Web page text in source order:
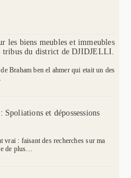
les biens meubles et immeubles
tribus du district de DJIDJELLI.
Braham ben el ahmer qui etait un des
et dépossessions
vrai : faisant des recherches sur ma
de plus…